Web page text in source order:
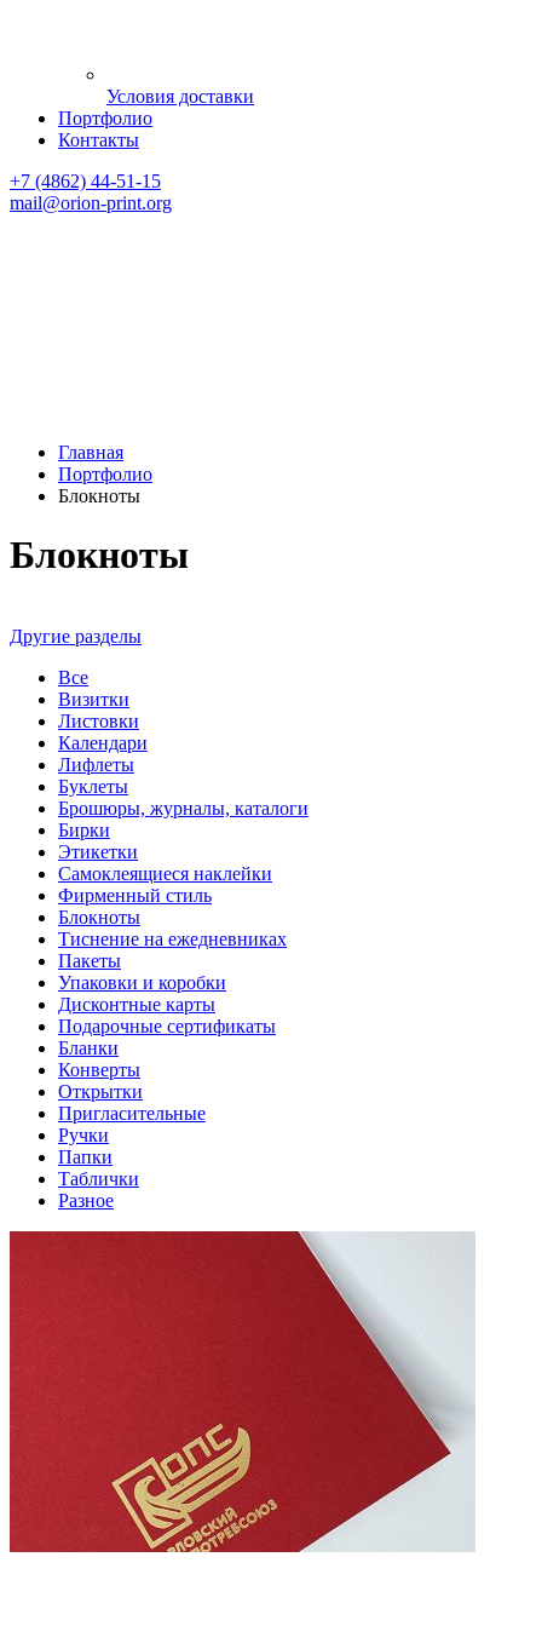
Условия доставки
Портфолио
Контакты
+7 (4862) 44-51-15
mail@orion-print.org
Главная
Портфолио
Блокноты
Блокноты
Другие разделы
Все
Визитки
Листовки
Календари
Лифлеты
Буклеты
Брошюры, журналы, каталоги
Бирки
Этикетки
Самоклеящиеся наклейки
Фирменный стиль
Блокноты
Тиснение на ежедневниках
Пакеты
Упаковки и коробки
Дисконтные карты
Подарочные сертификаты
Бланки
Конверты
Открытки
Пригласительные
Ручки
Папки
Таблички
Разное